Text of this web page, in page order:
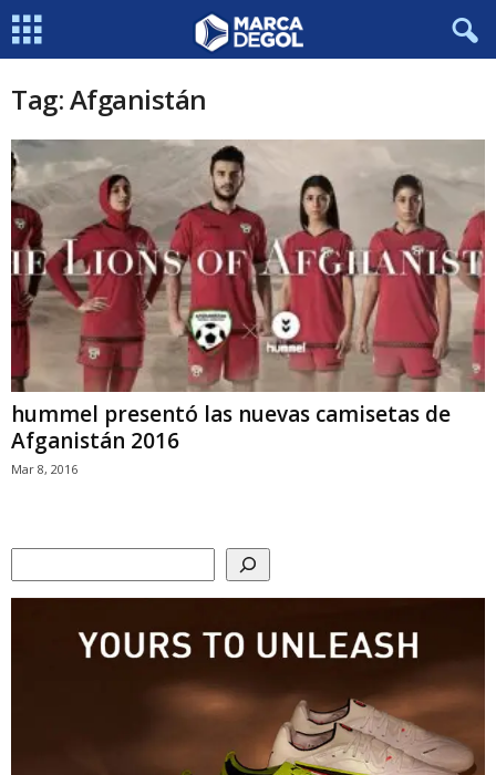
Tag: Afganistán
hummel presentó las nuevas camisetas de
Afganistán 2016
Mar 8, 2016